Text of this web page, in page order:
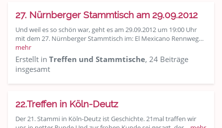
27. Nürnberger Stammtisch am 29.09.2012
Und weil es so schön war, geht es am 29.09.2012 um 19:00 Uhr
mit dem 27. Nürnberger Stammtisch im: El Mexicano Rennweg…
mehr
Erstellt in Treffen und Stammtische, 24 Beiträge
insgesamt
22.Treffen in Köln-Deutz
Der 21. Stammi in Köln-Deutz ist Geschichte. 21mal traffen wir